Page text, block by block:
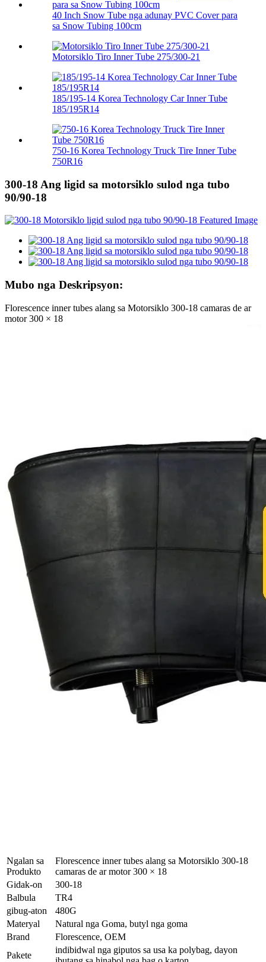
40 Inch Snow Tube nga adunay PVC Cover para
sa Snow Tubing 100cm
Motorsiklo Tiro Inner Tube 275/300-21
185/195-14 Korea Technology Car Inner Tube
185/195R14
750-16 Korea Technology Truck Tire Inner Tube
750R16
300-18 Ang ligid sa motorsiklo sulod nga tubo
90/90-18
Mubo nga Deskripsyon:
Florescence inner tubes alang sa Motorsiklo 300-18 camaras de ar
motor 300 × 18
Ngalan sa
Produkto
Florescence inner tubes alang sa Motorsiklo 300-18
camaras de ar motor 300 × 18
Gidak-on
300-18
Balbula
TR4
gibug-aton
480G
Materyal
Natural nga Goma, butyl nga goma
Brand
Florescence, OEM
Pakete
indibidwal nga giputos sa usa ka polybag, dayon